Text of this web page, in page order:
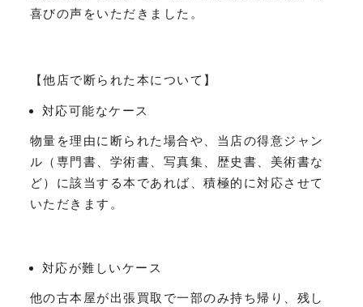
喜びの声をいただきました。
【他店で断られた本について】
対応可能なケース
物量を理由に断られた場合や、当店の得意ジャン
ル（専門書、学術書、写真集、歴史書、美術書な
ど）に該当する本であれば、積極的に対応させて
いただきます。
対応が難しいケース
他の古本屋が出張買取で一部のみ持ち帰り、残し